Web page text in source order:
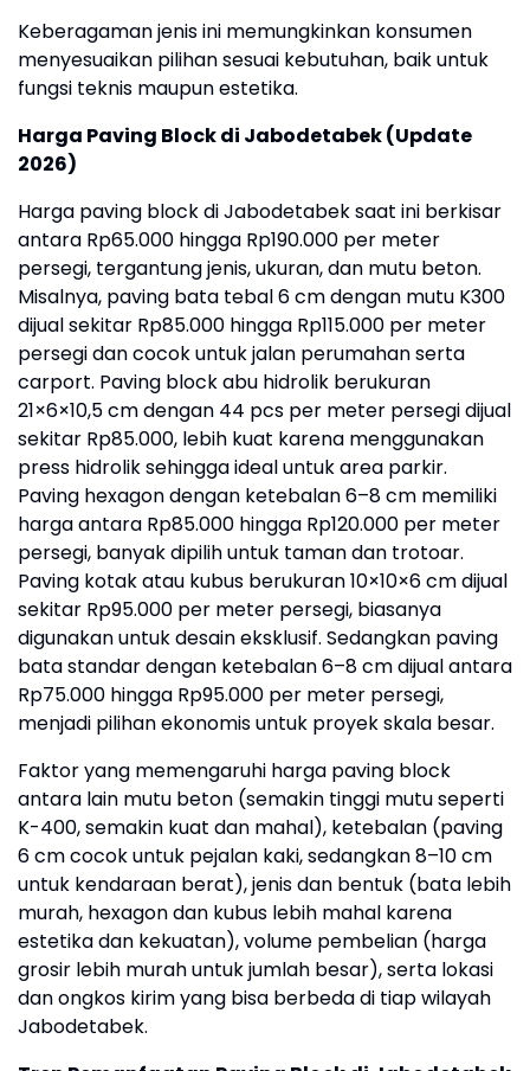
Keberagaman jenis ini memungkinkan konsumen
menyesuaikan pilihan sesuai kebutuhan, baik untuk
fungsi teknis maupun estetika.
Harga Paving Block di Jabodetabek (Update
2026)
Harga paving block di Jabodetabek saat ini berkisar
antara Rp65.000 hingga Rp190.000 per meter
persegi, tergantung jenis, ukuran, dan mutu beton.
Misalnya, paving bata tebal 6 cm dengan mutu K300
dijual sekitar Rp85.000 hingga Rp115.000 per meter
persegi dan cocok untuk jalan perumahan serta
carport. Paving block abu hidrolik berukuran
21×6×10,5 cm dengan 44 pcs per meter persegi dijual
sekitar Rp85.000, lebih kuat karena menggunakan
press hidrolik sehingga ideal untuk area parkir.
Paving hexagon dengan ketebalan 6–8 cm memiliki
harga antara Rp85.000 hingga Rp120.000 per meter
persegi, banyak dipilih untuk taman dan trotoar.
Paving kotak atau kubus berukuran 10×10×6 cm dijual
sekitar Rp95.000 per meter persegi, biasanya
digunakan untuk desain eksklusif. Sedangkan paving
bata standar dengan ketebalan 6–8 cm dijual antara
Rp75.000 hingga Rp95.000 per meter persegi,
menjadi pilihan ekonomis untuk proyek skala besar.
Faktor yang memengaruhi harga paving block
antara lain mutu beton (semakin tinggi mutu seperti
K-400, semakin kuat dan mahal), ketebalan (paving
6 cm cocok untuk pejalan kaki, sedangkan 8–10 cm
untuk kendaraan berat), jenis dan bentuk (bata lebih
murah, hexagon dan kubus lebih mahal karena
estetika dan kekuatan), volume pembelian (harga
grosir lebih murah untuk jumlah besar), serta lokasi
dan ongkos kirim yang bisa berbeda di tiap wilayah
Jabodetabek.